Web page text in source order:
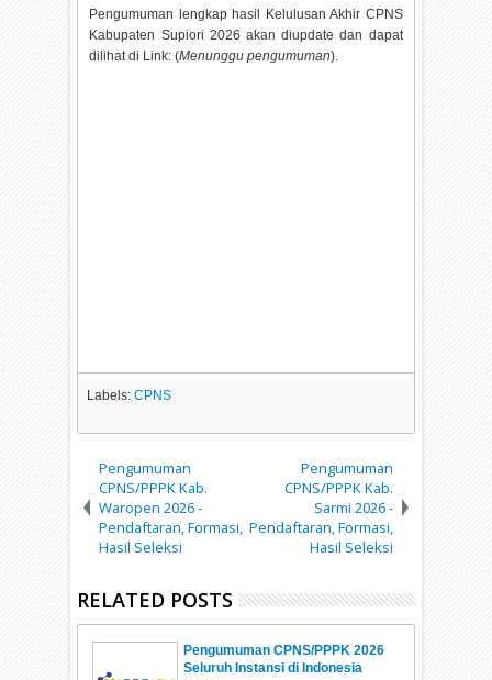
Pengumuman lengkap hasil Kelulusan Akhir CPNS
Kabupaten Supiori 2026 akan diupdate dan dapat
dilihat di Link: (Menunggu pengumuman).
Labels:CPNS
Pengumuman
CPNS/PPPK Kab.
Waropen 2026 -
Pendaftaran, Formasi,
Hasil Seleksi
Pengumuman
CPNS/PPPK Kab.
Sarmi 2026 -
Pendaftaran, Formasi,
Hasil Seleksi
RELATED POSTS
Pengumuman CPNS/PPPK 2026
Seluruh Instansi di Indonesia